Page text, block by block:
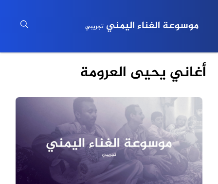
موسوعة الغناء اليمني تجريبي
أغاني يحيى العرومة